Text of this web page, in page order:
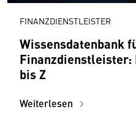
FINANZDIENSTLEISTER
Wissensdatenbank
Finanzdienstleister:
bis Z
Weiterlesen